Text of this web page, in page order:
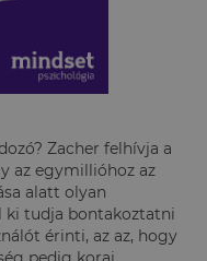
Zacher felhívja a
az egymillióhoz az
alatt olyan
ki tudja bontakoztatni
érinti, az az, hogy